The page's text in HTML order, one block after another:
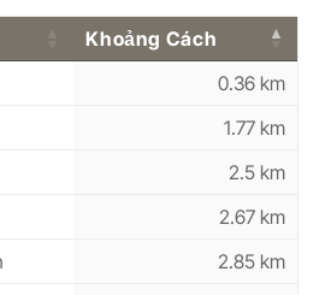
Khoảng Cách
0.36 km
1.77 km
2.5 km
2.67 km
2.85 km